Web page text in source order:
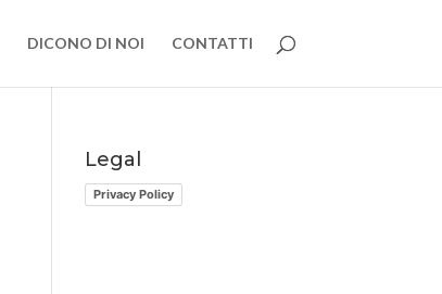
DICONO DI NOI CONTATTI
Legal
Privacy Policy